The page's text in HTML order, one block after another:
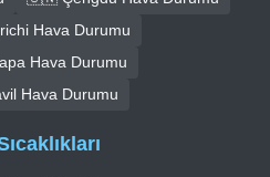
Hava Durumu
Hava Durumu
Hava Durumu